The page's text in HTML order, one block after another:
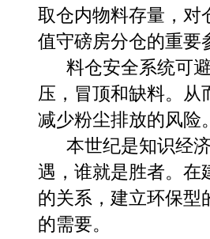
取仓内物料存量，对
值守磅房分仓的重要
料仓安全系统可
压，冒顶和缺料。从
减少粉尘排放的风险
本世纪是知识经济
遇，谁就是胜者。在
的关系，建立环保型
的需要。